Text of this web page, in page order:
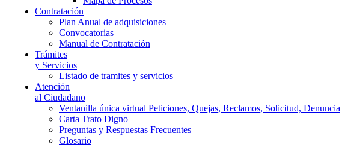
Contratación
Plan Anual de adquisiciones
Convocatorias
Manual de Contratación
Trámites
y Servicios
Listado de tramites y servicios
Atención
al Ciudadano
Ventanilla única virtual Peticiones, Quejas, Reclamos, Solicitud, Denuncia
Carta Trato Digno
Preguntas y Respuestas Frecuentes
Glosario